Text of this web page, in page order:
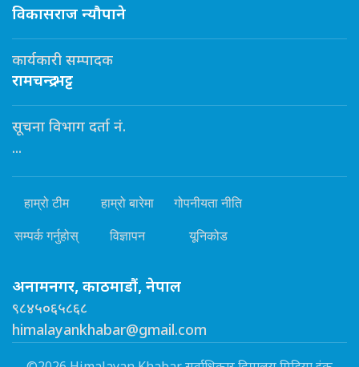
विकासराज न्यौपाने
कार्यकारी सम्पादक
रामचन्द्र भट्ट
सूचना विभाग दर्ता नं.
...
हाम्रो टीम हाम्रो बारेमा गोपनीयता नीति
सम्पर्क गर्नुहोस् विज्ञापन यूनिकोड
अनामनगर, काठमाडौं, नेपाल
९८४५०६५८६८
himalayankhabar@gmail.com